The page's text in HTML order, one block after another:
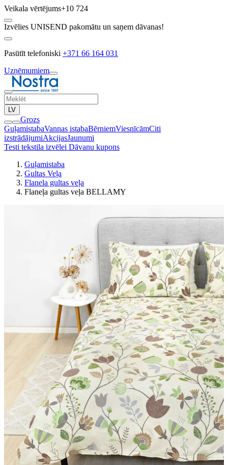
Veikala vērtējums+10 724
Izvēlies UNISEND pakomātu un saņem dāvanas!
Pasūtīt telefoniski +371 66 164 031
Uzņēmumiem
LV
Grozs
GuļamistabaVannas istabaBērniemViesnīcāmCiti
izstrādājumiAkcijasJaunumi
Testi tekstila izvēlei Dāvanu kupons
Guļamistaba
Gultas Veļa
Flanela gultas veļa
Flaneļa gultas veļa BELLAMY